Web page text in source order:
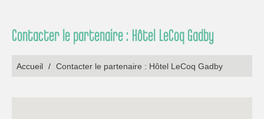
Contacter le partenaire : Hôtel LeCoq Gadby
Accueil / Contacter le partenaire : Hôtel LeCoq Gadby